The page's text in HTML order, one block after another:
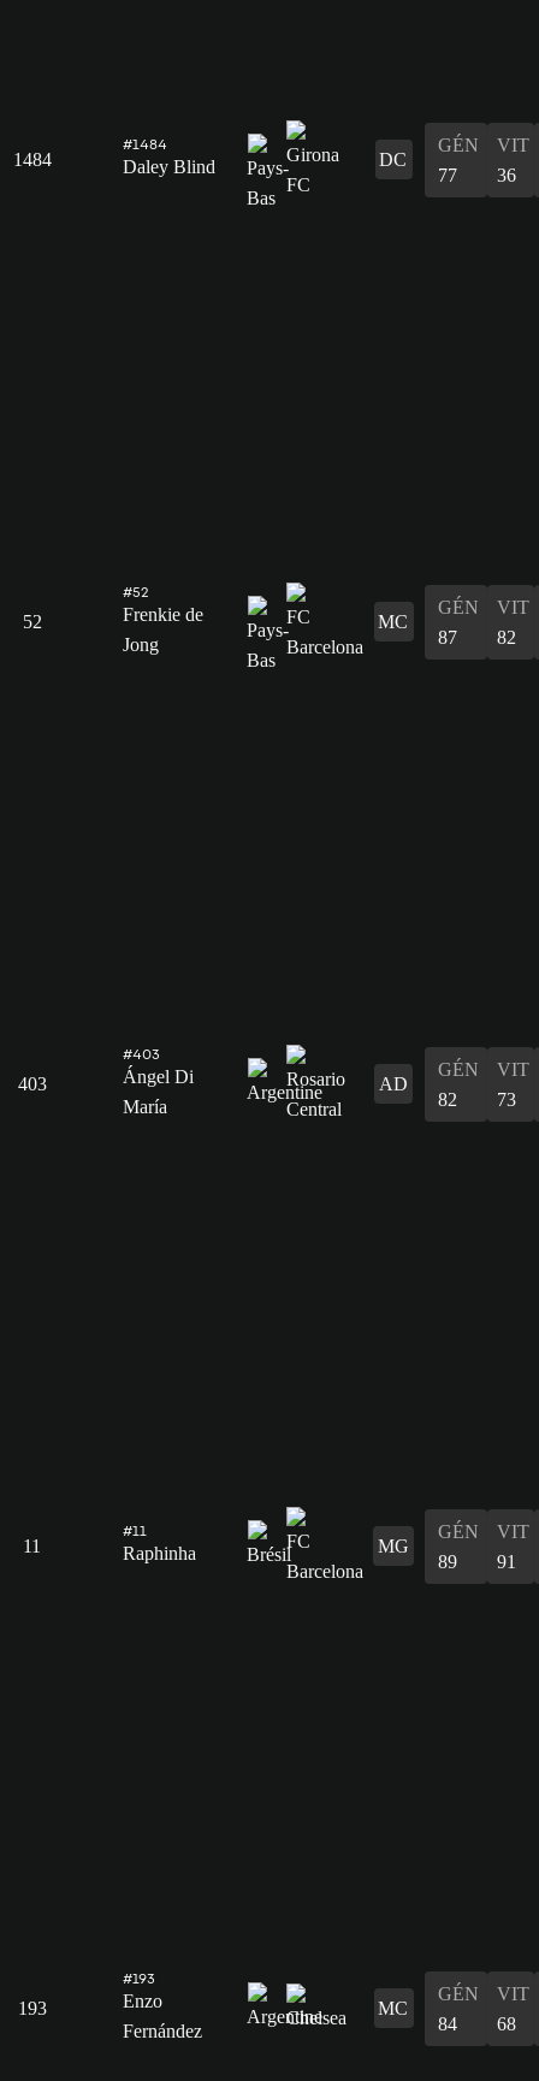
1484
#1484
Daley Blind DC
GÉN
77
VIT
36
52
#52
Frenkie de
Jong
MC
GÉN
87
VIT
82
403
#403
Ángel Di
María
AD
GÉN
82
VIT
73
11
#11
Raphinha MG
GÉN
89
VIT
91
193
#193
Enzo
Fernández
MC
GÉN
84
VIT
68